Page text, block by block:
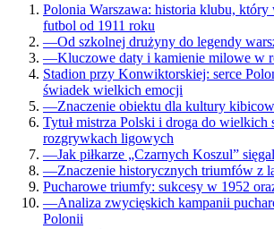
Polonia Warszawa: historia klubu, który
futbol od 1911 roku
—Od szkolnej drużyny do legendy
—Kluczowe daty i kamienie milowe w
Stadion przy Konwiktorskiej: serce
świadek wielkich emocji
—Znaczenie obiektu dla kultury
Tytuł mistrza Polski i droga do wielkich
rozgrywkach ligowych
—Jak piłkarze „Czarnych Koszul”
—Znaczenie historycznych triumfów z
Pucharowe triumfy: sukcesy w 1952
—Analiza zwycięskich kampanii
Polonii